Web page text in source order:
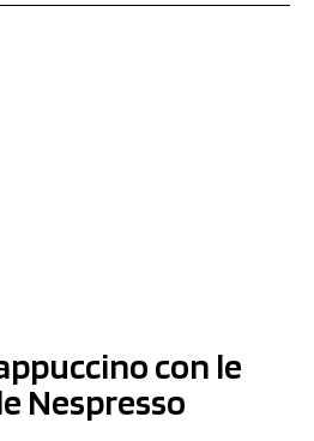
con le
Nespresso